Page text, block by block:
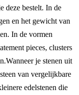
deze bestelt. In de
en het gewicht van
In de vormen
pieces, clusters
je stenen uit
van vergelijkbare
edelstenen die